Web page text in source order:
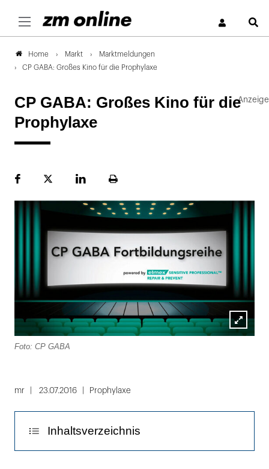
Home Markt
Marktmeldungen
CP GABA: Großes Kino für die Prophylaxe
CP GABA: Großes Kino für die
Prophylaxe
FacebookPlattformLinekdInSeite
Lightbox
Foto: CP GABA
mr 23.07.2016 Prophylaxe
Inhaltsverzeichnis